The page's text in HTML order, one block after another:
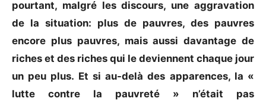
pourtant, malgré les discours, une aggravation
de la situation: plus de pauvres, des pauvres
encore plus pauvres, mais aussi davantage de
riches et des riches qui le deviennent chaque jour
un peu plus. Et si au-delà des apparences, la «
lutte contre la pauvreté » n’était pas